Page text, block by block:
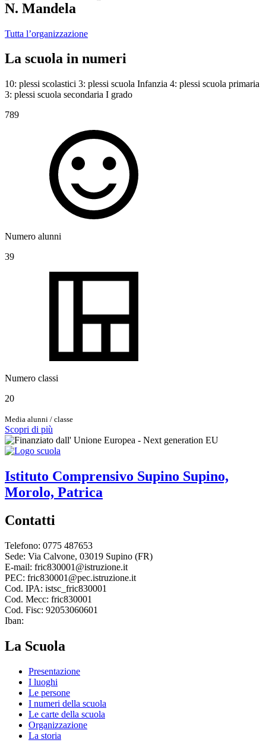
N. Mandela
Tutta l’organizzazione
La scuola in numeri
10: plessi scolastici 3: plessi scuola Infanzia 4: plessi scuola primaria
3: plessi scuola secondaria I grado
789
Numero alunni
39
Numero classi
20
Media alunni / classe
Scopri di più
Istituto Comprensivo Supino Supino,
Morolo, Patrica
Contatti
Telefono: 0775 487653
Sede: Via Calvone, 03019 Supino (FR)
E-mail: fric830001@istruzione.it
PEC: fric830001@pec.istruzione.it
Cod. IPA: istsc_fric830001
Cod. Mecc: fric830001
Cod. Fisc: 92053060601
Iban:
La Scuola
Presentazione
I luoghi
Le persone
I numeri della scuola
Le carte della scuola
Organizzazione
La storia